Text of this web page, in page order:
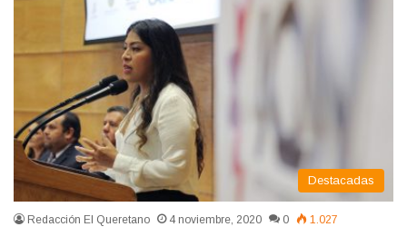
Destacadas
Redacción El Queretano 4 noviembre, 2020 0 1.027